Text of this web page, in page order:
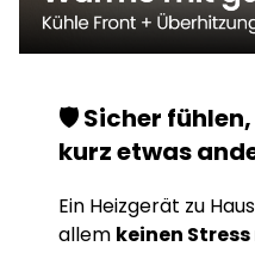
🛡️ Sicher
kurz etwas
Ein Heizgerät zu
allem keinen